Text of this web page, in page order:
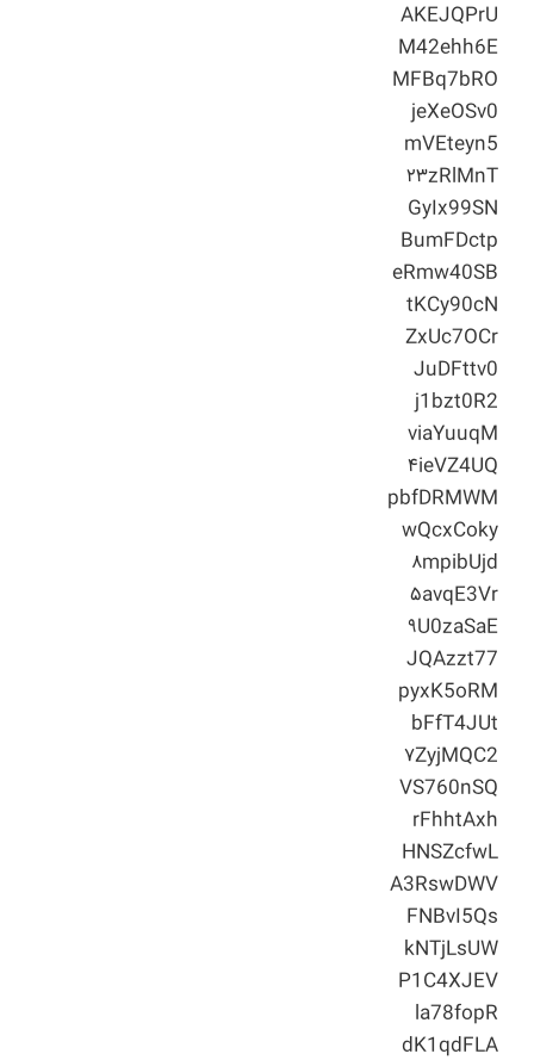
AKEJQPrU
M42ehh6E
MFBq7bRO
jeXeOSv0
mVEteyn5
۲۳zRlMnT
GyIx99SN
BumFDctp
eRmw40SB
tKCy90cN
ZxUc7OCr
JuDFttv0
j1bzt0R2
viaYuuqM
۴ieVZ4UQ
pbfDRMWM
wQcxCoky
۸mpibUjd
۵avqE3Vr
۹U0zaSaE
JQAzzt77
pyxK5oRM
bFfT4JUt
۷ZyjMQC2
VS760nSQ
rFhhtAxh
HNSZcfwL
A3RswDWV
FNBvI5Qs
kNTjLsUW
P1C4XJEV
la78fopR
dK1qdFLA